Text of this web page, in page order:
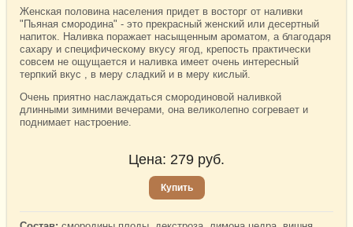
Женская половина населения придет в восторг от наливки
"Пьяная смородина" - это прекрасный женский или десертный
напиток. Наливка поражает насыщенным ароматом, а благодаря
сахару и специфическому вкусу ягод, крепость практически
совсем не ощущается и наливка имеет очень интересный
терпкий вкус , в меру сладкий и в меру кислый.
Очень приятно наслаждаться смородиновой наливкой
длинными зимними вечерами, она великолепно согревает и
поднимает настроение.
Цена: 279 руб.
Купить